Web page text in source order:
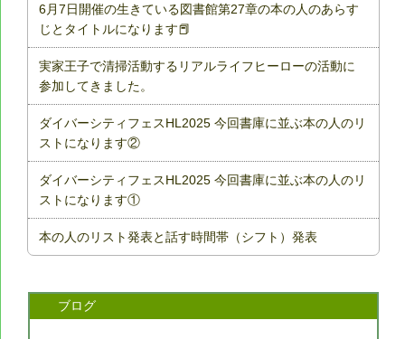
6月7日開催の生きている図書館第27章の本の人のあらす
じとタイトルになります📕
実家王子で清掃活動するリアルライフヒーローの活動に
参加してきました。
ダイバーシティフェスHL2025 今回書庫に並ぶ本の人のリ
ストになります②
ダイバーシティフェスHL2025 今回書庫に並ぶ本の人のリ
ストになります①
本の人のリスト発表と話す時間帯（シフト）発表
ブログ